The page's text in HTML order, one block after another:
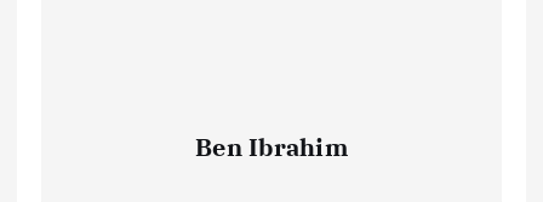
Ben Ibrahim